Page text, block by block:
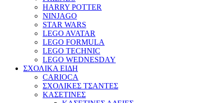
HARRY POTTER
NINJAGO
STAR WARS
LEGO AVATAR
LEGO FORMULA
LEGO TECHNIC
LEGO WEDNESDAY
ΣΧΟΛΙΚΑ ΕΙΔΗ
CARIOCA
ΣΧΟΛΙΚΕΣ ΤΣΑΝΤΕΣ
ΚΑΣΕΤΙΝΕΣ